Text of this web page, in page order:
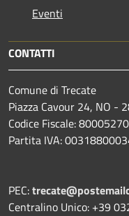
Eventi
CONTATTI
Comune di Trecate
Piazza Cavour 24, NO -
Codice Fiscale:
Partita IVA:
PEC:
Centralino Unico: +39